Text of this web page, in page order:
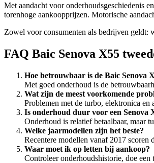
Met aandacht voor onderhoudsgeschiedenis
torenhoge aankoopprijzen. Motorische
Zowel voor consumenten als bedrijven geldt:
FAQ Baic Senova X55
Hoe betrouwbaar is de Baic Senova
Met goed onderhoud is de
Wat zijn de meest voorkomende
Problemen met de turbo, elektronica
Is onderhoud duur voor een Senova
Onderhoud is relatief betaalbaar, maar
Welke jaarmodellen zijn het beste?
Recentere modellen vanaf 2017 scoren
Waar moet ik op letten bij aankoop?
Controleer onderhoudshistorie, doe